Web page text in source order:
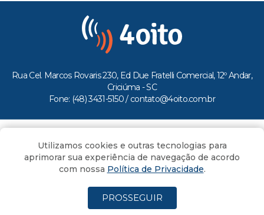
Rua Cel. Marcos Rovaris 230, Ed Due Fratelli Comercial, 12º Andar,
Criciúma - SC
Fone: (48) 3431-5150 / contato@4oito.com.br
Todos os direitos reservados ao Portal 4oito
Utilizamos cookies e outras tecnologias para
aprimorar sua experiência de navegação de acordo
com nossa Política de Privacidade.
PROSSEGUIR